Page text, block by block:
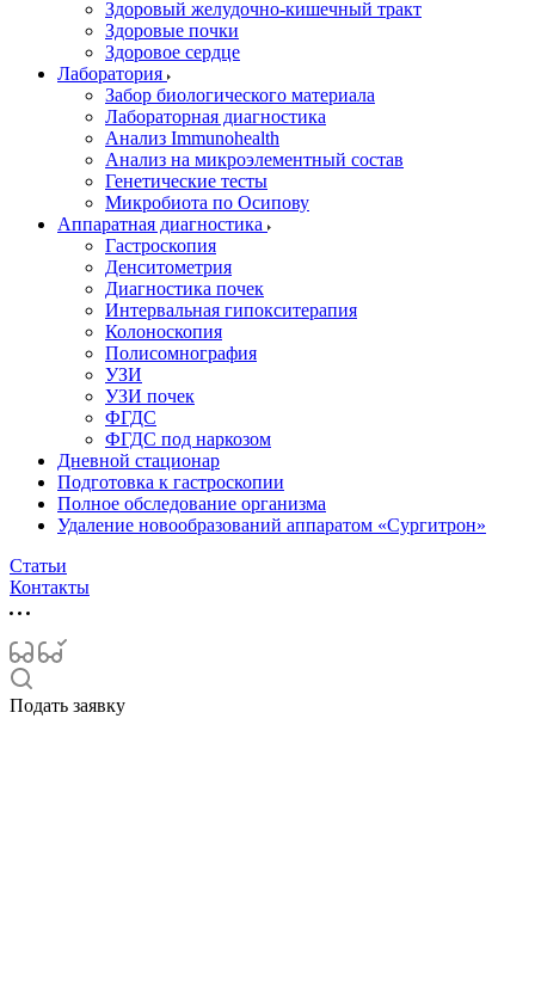
Здоровый желудочно-кишечный тракт
Здоровые почки
Здоровое сердце
Лаборатория
Забор биологического материала
Лабораторная диагностика
Анализ Immunohealth
Анализ на микроэлементный состав
Генетические тесты
Микробиота по Осипову
Аппаратная диагностика
Гастроскопия
Денситометрия
Диагностика почек
Интервальная гипокситерапия
Колоноскопия
Полисомнография
УЗИ
УЗИ почек
ФГДС
ФГДС под наркозом
Дневной стационар
Подготовка к гастроскопии
Полное обследование организма
Удаление новообразований аппаратом «Сургитрон»‎
Статьи
Контакты
Подать заявку